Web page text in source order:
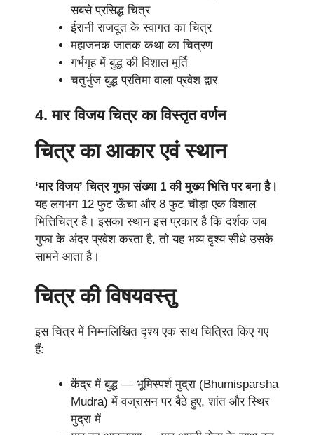
सबसे प्रसिद्ध चित्र
ईरानी राजदूत के स्वागत का चित्र
महाजनक जातक कथा का चित्रण
गर्भगृह में बुद्ध की विशाल मूर्ति
चतुर्भुज बुद्ध प्रतिमा वाला प्रवेश द्वार
4. मार विजय चित्र का विस्तृत वर्णन
चित्र का आकार एवं स्थान
‘मार विजय’ चित्र गुफा संख्या 1 की मुख्य भित्ति पर बना है।
यह लगभग 12 फुट ऊँचा और 8 फुट चौड़ा एक विशाल
भित्तिचित्र है। इसका स्थान इस प्रकार है कि दर्शक जब
गुफा के अंदर प्रवेश करता है, तो यह भव्य दृश्य सीधे उसके
सामने आता है।
चित्र की विषयवस्तु
इस चित्र में निम्नलिखित दृश्य एक साथ चित्रित किए गए
हैं:
केंद्र में बुद्ध — भूमिस्पर्श मुद्रा (Bhumisparsha
Mudra) में वज्रासन पर बैठे हुए, शांत और स्थिर
मुद्रा में